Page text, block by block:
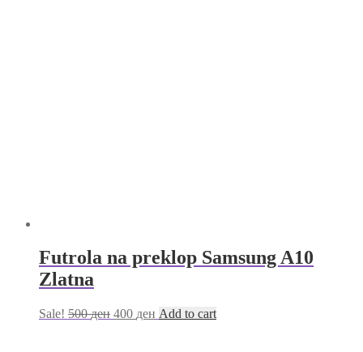
Futrola na preklop Samsung A10
Zlatna
Sale! 500ден 400 ден Add to cart